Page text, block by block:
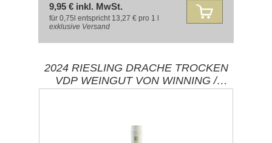
9,95 € inkl. MwSt.
für 0,75l entspricht 13,27 € pro 1 l
exklusive Versand
2024 RIESLING DRACHE TROCKEN
VDP WEINGUT VON WINNING /
PFALZ DEIDESHEIM